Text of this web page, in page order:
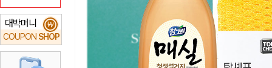
대박머니
COUPON SHOP
₩